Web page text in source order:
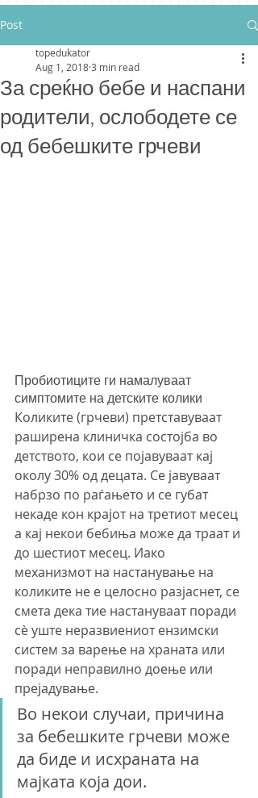
Post
За среќно бебе и наспани
родители, ослободете се
од бебешките грчеви
topedukator
Aug 1, 20183 min read
Пробиотиците ги намалуваат
симптомите на детските колики
Коликите (грчеви) претставуваат
раширена клиничка состојба во
детството, кои се појавуваат кај
околу 30% од децата. Се јавуваат
набрзо по раѓањето и се губат
некаде кон крајот на третиот месец
а кај некои бебиња може да траат и
до шестиот месец. Иако
механизмот на настанување на
коликите не е целосно разјаснет, се
смета дека тие настануваат поради
сè уште неразвиениот ензимски
систем за варење на храната или
поради неправилно доење или
прејадување.
Во некои случаи, причина
за бебешките грчеви може
да биде и исхраната на
мајката која дои.